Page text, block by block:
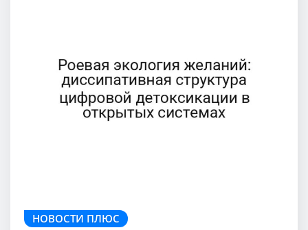
НОВОСТИ ПЛЮС